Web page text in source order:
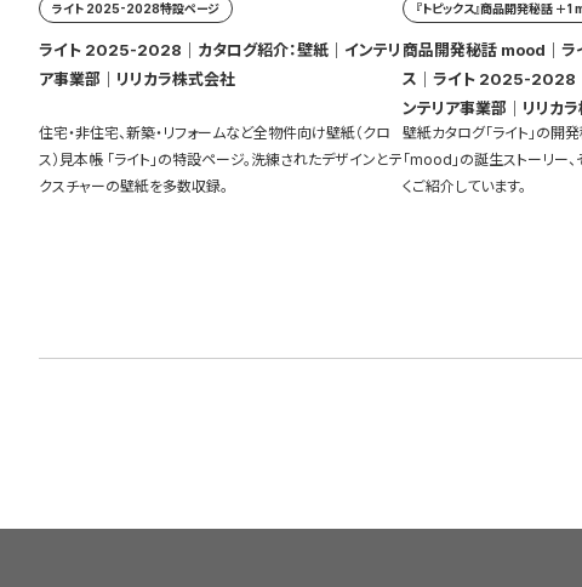
ライト 2025-2028特設ページ
ライト 2025-2028｜カタログ紹介：壁紙｜インテリ
ア事業部｜リリカラ株式会社
住宅・非住宅、新築・リフォームなど全物件向け壁紙（クロ
ス）見本帳 「ライト」の特設ページ。洗練されたデザインとテ
クスチャーの壁紙を多数収録。
『トピックス』商品開発秘話 ＋
商品開発秘話 mood｜
ス｜ライト 2025-2028｜カタログ紹介：壁紙｜イ
ンテリア事業部｜リリカ
壁紙カタログ「ライト」の開
「mood」の誕生ストーリー
くご紹介しています。